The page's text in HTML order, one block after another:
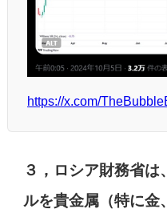
https://x.com/
３，ロシア財務省
ルを貴金属（特に金